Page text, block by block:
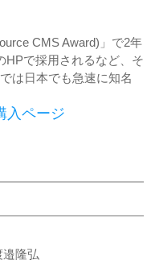
CMS Award)」で2年
HPで採用されるなど、そ
は日本でも急速に知名
入ページ
隆弘